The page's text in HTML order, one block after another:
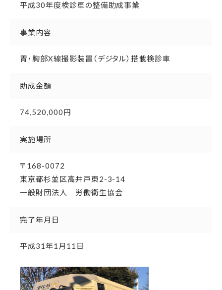
平成30年度検診車の整備助成事業
事業内容
胃・胸部X線撮影装置（デジタル）搭載検診車
助成金額
74,520,000円
実施場所
〒168-0072
東京都杉並区高井戸東2-3-14
一般財団法人 労働衛生協会
完了年月日
平成31年1月11日